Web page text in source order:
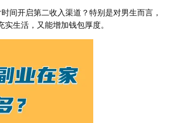
间开启第二收入渠道？特别是对男生而言，
生活，又能增加钱包厚度。